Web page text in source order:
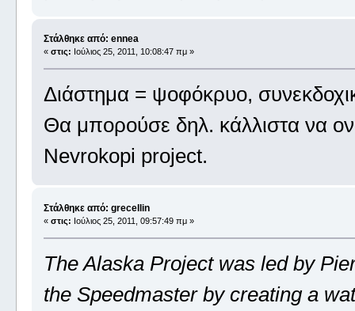
Στάλθηκε από: ennea
« στις: Ιούλιος 25, 2011, 10:08:47 πμ »
Διάστημα = ψοφόκρυο,
Θα μπορούσε δηλ. κάλλιστα να
Nevrokopi project.
Στάλθηκε από: grecellin
« στις: Ιούλιος 25, 2011, 09:57:49 πμ »
The Alaska Project was led by
the Speedmaster by creating a